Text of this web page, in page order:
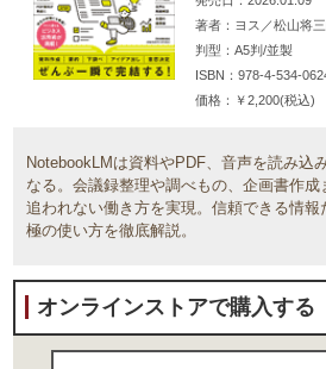
著者
ヨス／松山将
判型
A5判/並製
ISBN
978-4-534-
価格
￥2,200(税込)
NotebookLMは資料やPDF、音声を読み込
なる。会議録整理や調べもの、企画書作
追われない働き方を実現。信頼できる情
極の使い方を徹底解説。
オンラインストアで購入する